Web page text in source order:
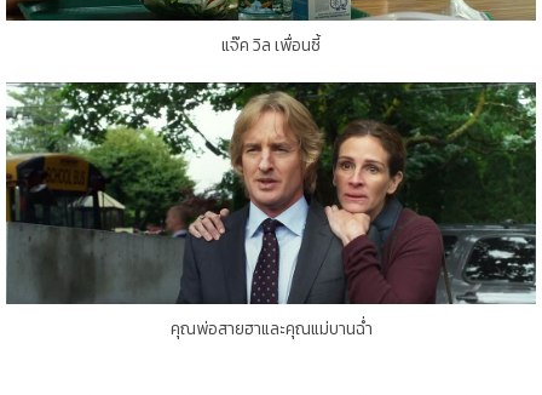
แจ๊ค วิล เพื่อนซี้
คุณพ่อสายฮาและคุณแม่บานฉ่ำ